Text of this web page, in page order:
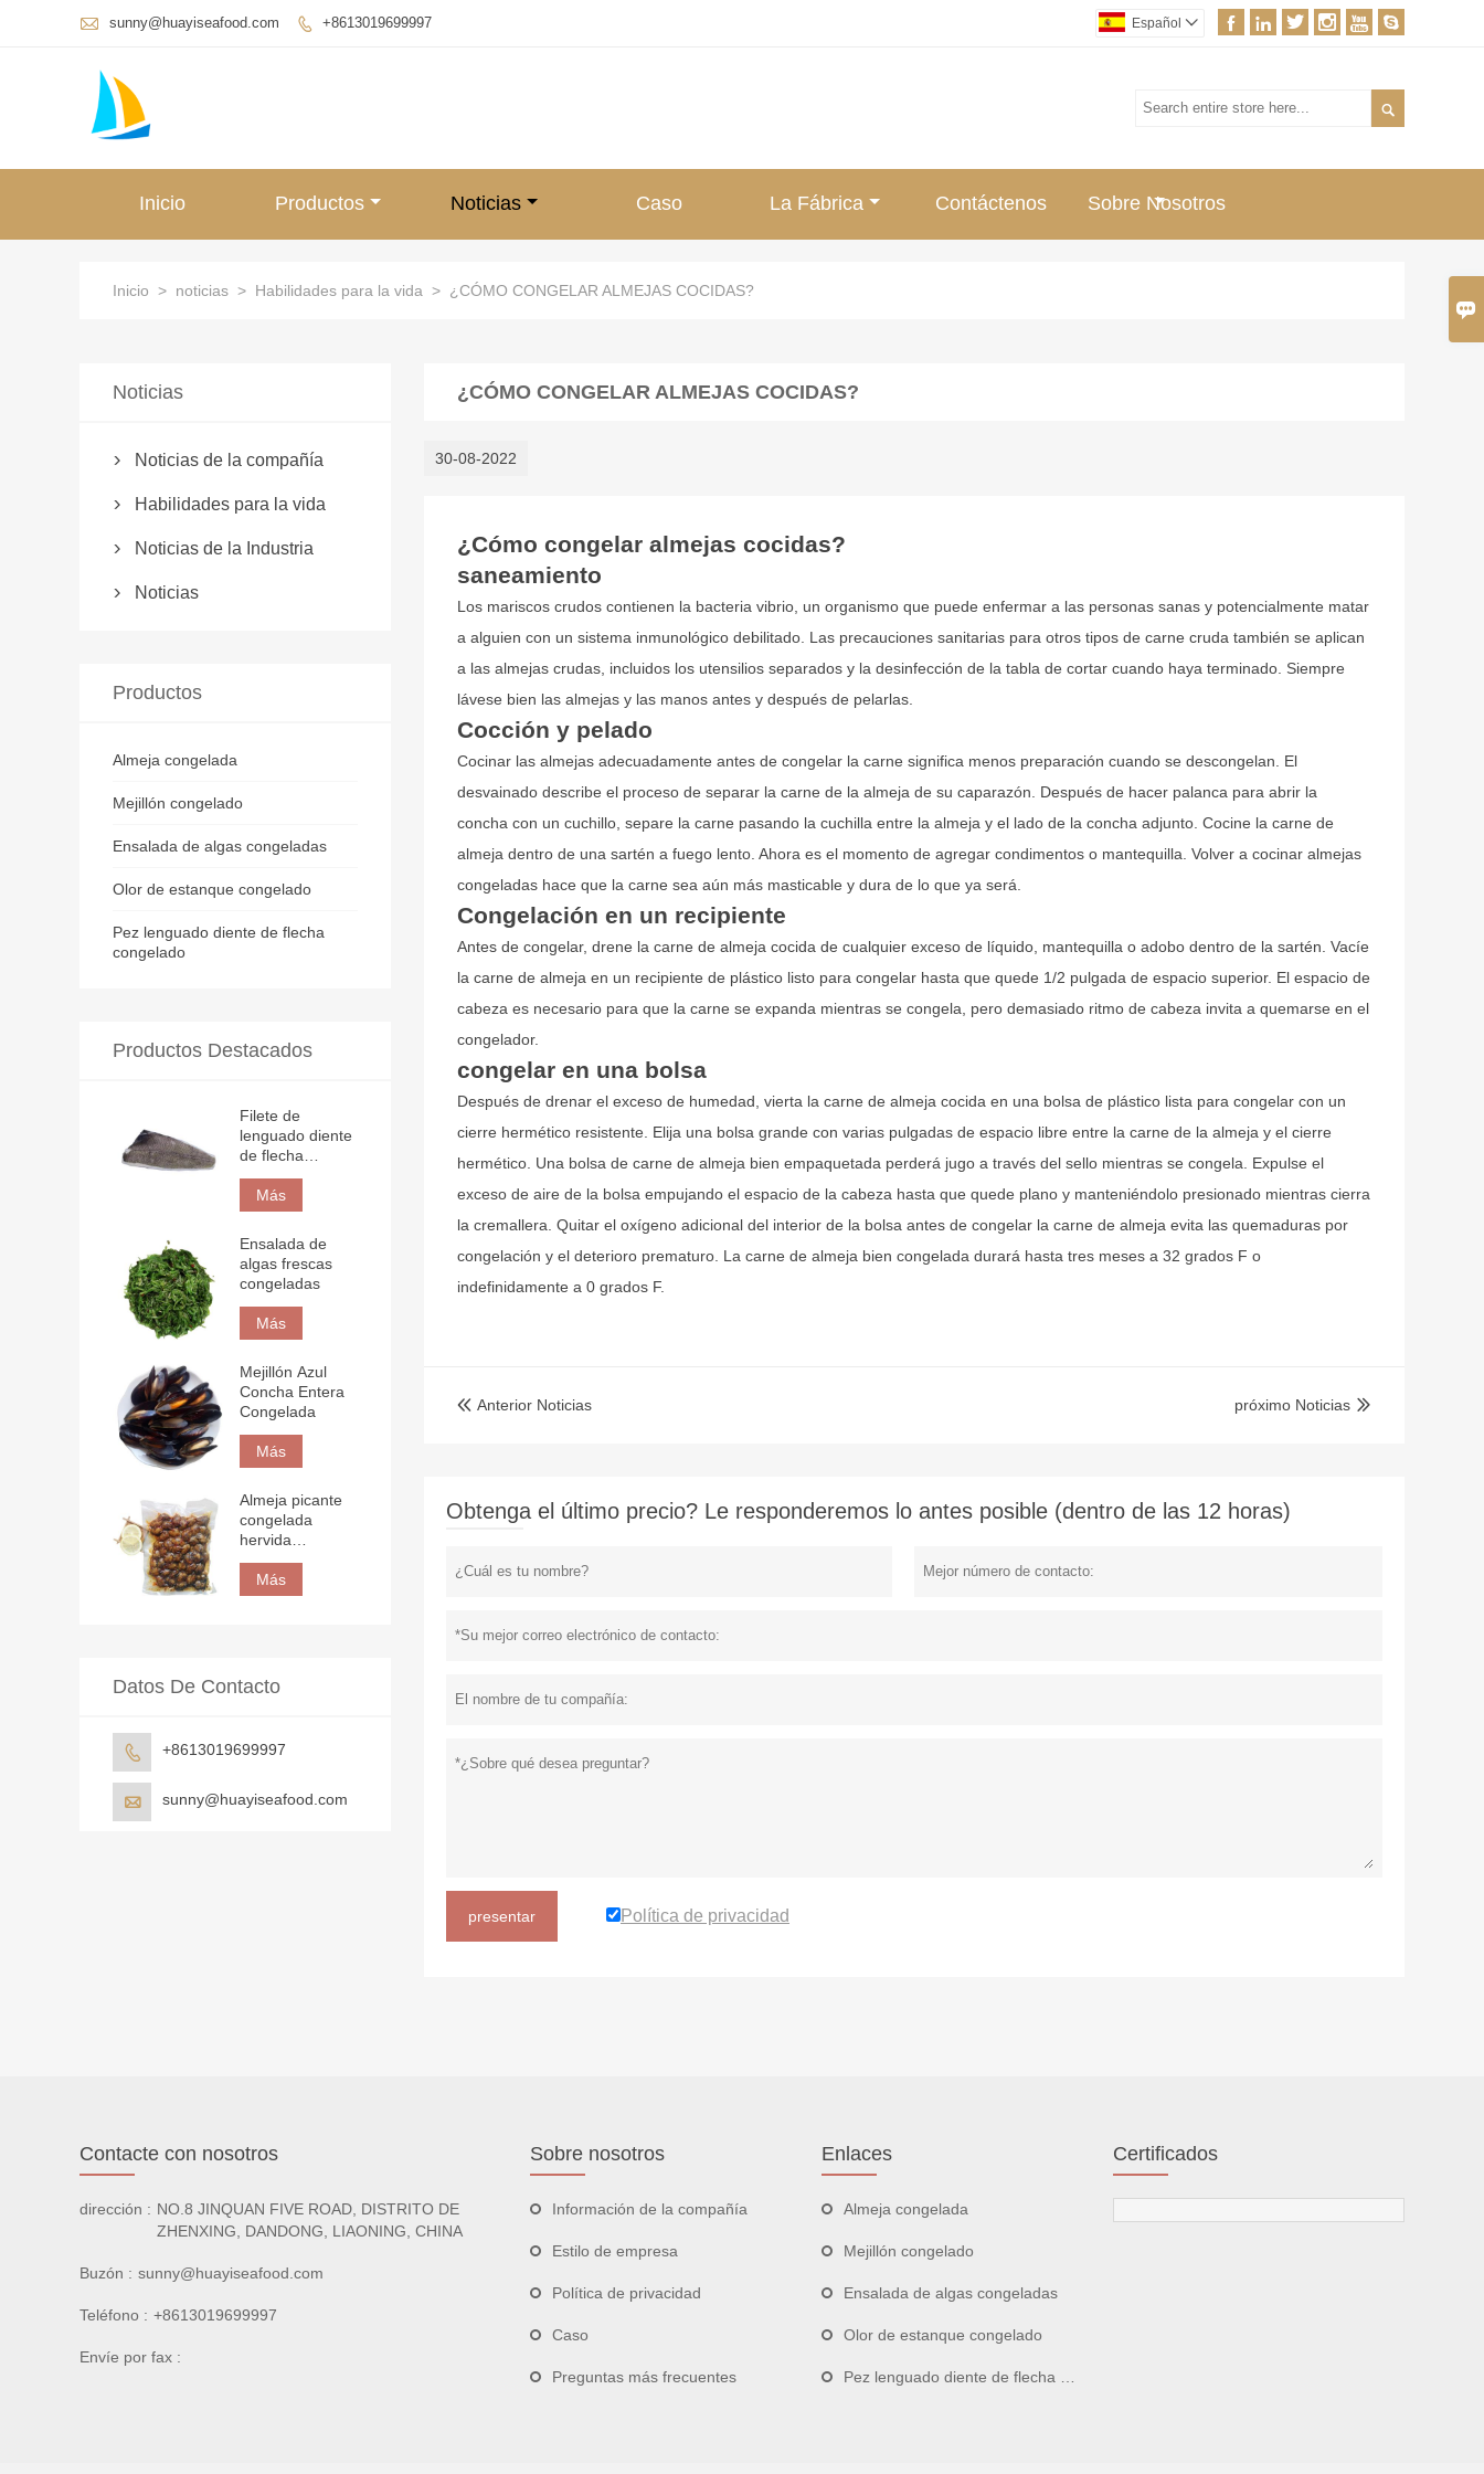

 sunny@huayiseafood.com  +8613019699997      
Español 

Inicio Productos Noticias Caso La Fábrica Contáctenos Sobre Nosotros
Inicio > noticias > Habilidades para la vida > ¿CÓMO CONGELAR ALMEJAS COCIDAS?
¿CÓMO CONGELAR ALMEJAS COCIDAS?
30-08-2022
¿Cómo congelar almejas cocidas?
saneamiento
Los mariscos crudos contienen la bacteria vibrio, un organismo que puede enfermar a las personas sanas y potencialmente matar
a alguien con un sistema inmunológico debilitado. Las precauciones sanitarias para otros tipos de carne cruda también se aplican
a las almejas crudas, incluidos los utensilios separados y la desinfección de la tabla de cortar cuando haya terminado. Siempre
lávese bien las almejas y las manos antes y después de pelarlas.
Cocción y pelado
Cocinar las almejas adecuadamente antes de congelar la carne significa menos preparación cuando se descongelan. El
desvainado describe el proceso de separar la carne de la almeja de su caparazón. Después de hacer palanca para abrir la
concha con un cuchillo, separe la carne pasando la cuchilla entre la almeja y el lado de la concha adjunto. Cocine la carne de
almeja dentro de una sartén a fuego lento. Ahora es el momento de agregar condimentos o mantequilla. Volver a cocinar almejas
congeladas hace que la carne sea aún más masticable y dura de lo que ya será.
Congelación en un recipiente
Antes de congelar, drene la carne de almeja cocida de cualquier exceso de líquido, mantequilla o adobo dentro de la sartén. Vacíe
la carne de almeja en un recipiente de plástico listo para congelar hasta que quede 1/2 pulgada de espacio superior. El espacio de
cabeza es necesario para que la carne se expanda mientras se congela, pero demasiado ritmo de cabeza invita a quemarse en el
congelador.
congelar en una bolsa
Después de drenar el exceso de humedad, vierta la carne de almeja cocida en una bolsa de plástico lista para congelar con un
cierre hermético resistente. Elija una bolsa grande con varias pulgadas de espacio libre entre la carne de la almeja y el cierre
hermético. Una bolsa de carne de almeja bien empaquetada perderá jugo a través del sello mientras se congela. Expulse el
exceso de aire de la bolsa empujando el espacio de la cabeza hasta que quede plano y manteniéndolo presionado mientras cierra
la cremallera. Quitar el oxígeno adicional del interior de la bolsa antes de congelar la carne de almeja evita las quemaduras por
congelación y el deterioro prematuro. La carne de almeja bien congelada durará hasta tres meses a 32 grados F o
indefinidamente a 0 grados F.
 Anterior Noticias 
próximo Noticias
Obtenga el último precio? Le responderemos lo antes posible (dentro de las 12 horas)
presentar Política de privacidad
Noticias
 Noticias de la compañía
 Habilidades para la vida
 Noticias de la Industria
 Noticias
Productos
Almeja congelada
Mejillón congelado
Ensalada de algas congeladas
Olor de estanque congelado
Pez lenguado diente de flecha
congelado
Productos Destacados
Filete de
lenguado diente
de flecha
congelado
Más
Ensalada de
algas frescas
congeladas
Más
Mejillón Azul
Concha Entera
Congelada
Más
Almeja picante
congelada
hervida
envasada al
vacío
Más
Datos De Contacto
 +8613019699997
 sunny@huayiseafood.com
Contacte con nosotros
dirección : NO.8 JINQUAN FIVE ROAD, DISTRITO DE
ZHENXING, DANDONG, LIAONING, CHINA
Buzón : sunny@huayiseafood.com
Teléfono : +8613019699997
Envíe por fax :
Sobre nosotros
Información de la compañía
Estilo de empresa
Política de privacidad
Caso
Preguntas más frecuentes
Enlaces
Almeja congelada
Mejillón congelado
Ensalada de algas congeladas
Olor de estanque congelado
Pez lenguado diente de flecha congelado
Certificados